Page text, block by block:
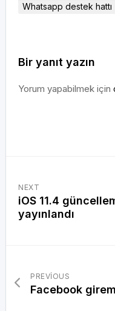
Whatsapp destek hattı
Bir yanıt yazın
Yorum yapabilmek için
NEXT
iOS 11.4
yayınlandı
PREVIOUS
Facebook